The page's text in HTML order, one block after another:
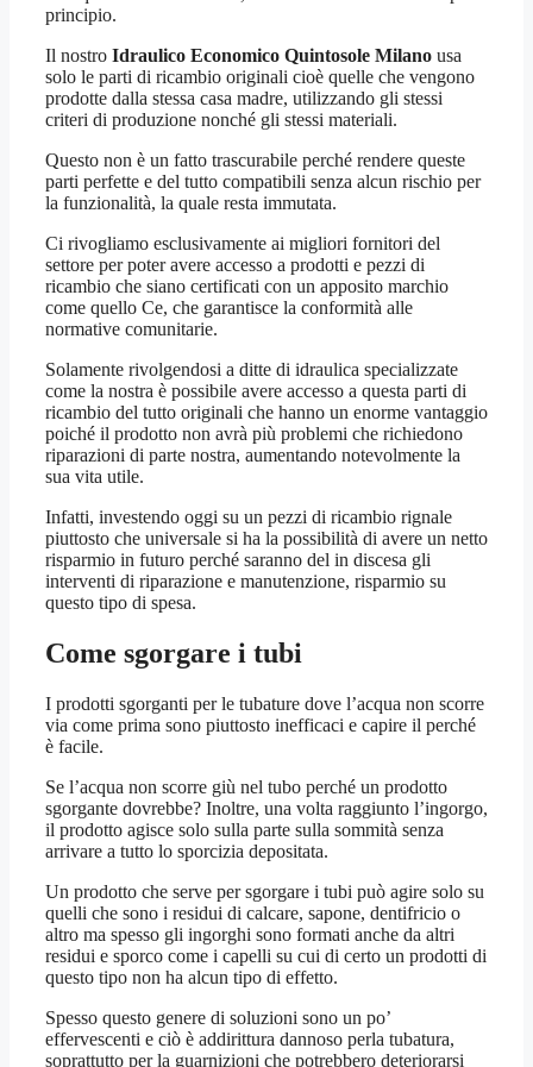
principio.
Il nostro Idraulico Economico Quintosole Milano usa
solo le parti di ricambio originali cioè quelle che vengono
prodotte dalla stessa casa madre, utilizzando gli stessi
criteri di produzione nonché gli stessi materiali.
Questo non è un fatto trascurabile perché rendere queste
parti perfette e del tutto compatibili senza alcun rischio per
la funzionalità, la quale resta immutata.
Ci rivogliamo esclusivamente ai migliori fornitori del
settore per poter avere accesso a prodotti e pezzi di
ricambio che siano certificati con un apposito marchio
come quello Ce, che garantisce la conformità alle
normative comunitarie.
Solamente rivolgendosi a ditte di idraulica specializzate
come la nostra è possibile avere accesso a questa parti di
ricambio del tutto originali che hanno un enorme vantaggio
poiché il prodotto non avrà più problemi che richiedono
riparazioni di parte nostra, aumentando notevolmente la
sua vita utile.
Infatti, investendo oggi su un pezzi di ricambio rignale
piuttosto che universale si ha la possibilità di avere un netto
risparmio in futuro perché saranno del in discesa gli
interventi di riparazione e manutenzione, risparmio su
questo tipo di spesa.
Come sgorgare i tubi
I prodotti sgorganti per le tubature dove l’acqua non scorre
via come prima sono piuttosto inefficaci e capire il perché
è facile.
Se l’acqua non scorre giù nel tubo perché un prodotto
sgorgante dovrebbe? Inoltre, una volta raggiunto l’ingorgo,
il prodotto agisce solo sulla parte sulla sommità senza
arrivare a tutto lo sporcizia depositata.
Un prodotto che serve per sgorgare i tubi può agire solo su
quelli che sono i residui di calcare, sapone, dentifricio o
altro ma spesso gli ingorghi sono formati anche da altri
residui e sporco come i capelli su cui di certo un prodotti di
questo tipo non ha alcun tipo di effetto.
Spesso questo genere di soluzioni sono un po’
effervescenti e ciò è addirittura dannoso perla tubatura,
soprattutto per la guarnizioni che potrebbero deteriorarsi